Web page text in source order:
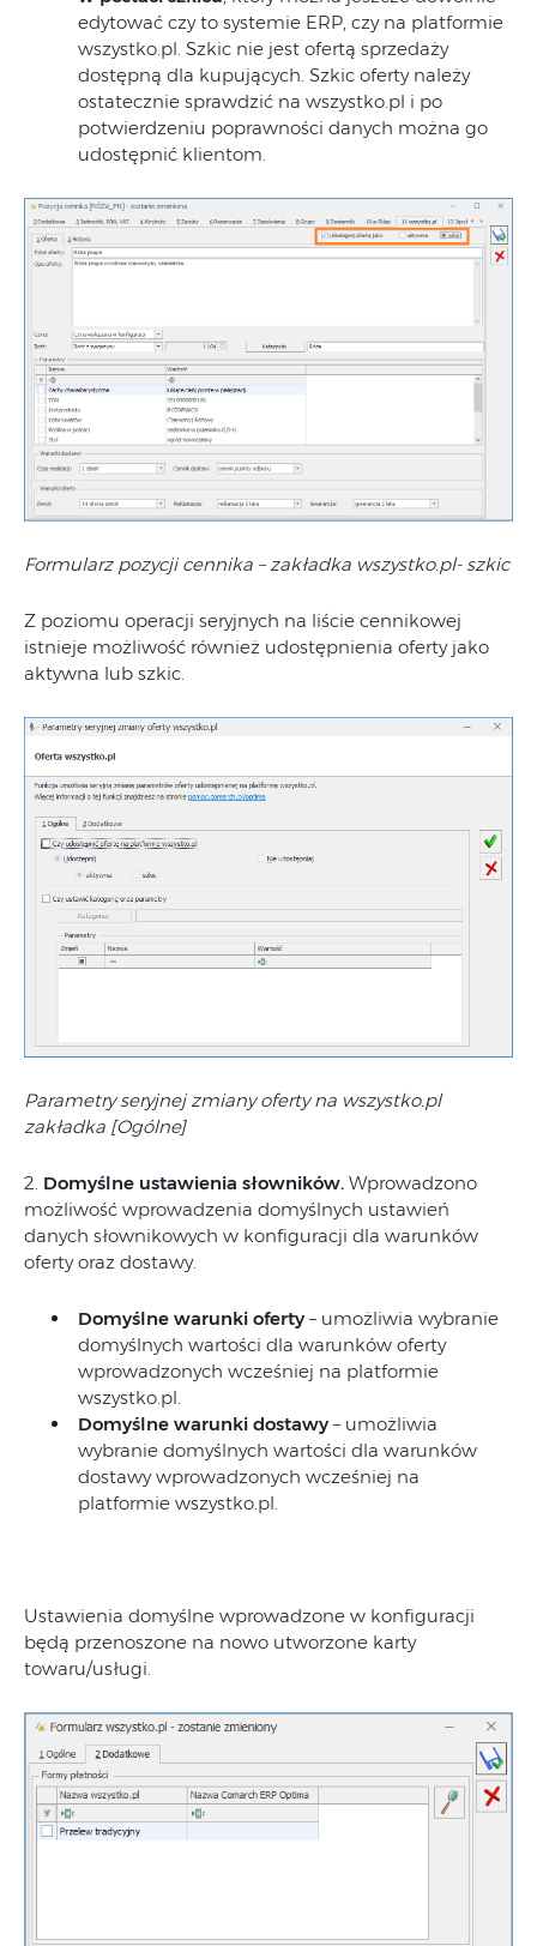
edytować czy to systemie ERP, czy na platformie
wszystko.pl. Szkic nie jest ofertą sprzedaży
dostępną dla kupujących. Szkic oferty należy
ostatecznie sprawdzić na wszystko.pl i po
potwierdzeniu poprawności danych można go
udostępnić klientom.
Formularz pozycji cennika – zakładka wszystko.pl- szkic
Z poziomu operacji seryjnych na liście cennikowej
istnieje możliwość również udostępnienia oferty jako
aktywna lub szkic.
Parametry seryjnej zmiany oferty na wszystko.pl
zakładka [Ogólne]
2. Domyślne ustawienia słowników. Wprowadzono
możliwość wprowadzenia domyślnych ustawień
danych słownikowych w konfiguracji dla warunków
oferty oraz dostawy.
Domyślne warunki oferty – umożliwia wybranie
domyślnych wartości dla warunków oferty
wprowadzonych wcześniej na platformie
wszystko.pl.
Domyślne warunki dostawy – umożliwia
wybranie domyślnych wartości dla warunków
dostawy wprowadzonych wcześniej na
platformie wszystko.pl.
Ustawienia domyślne wprowadzone w konfiguracji
będą przenoszone na nowo utworzone karty
towaru/usługi.